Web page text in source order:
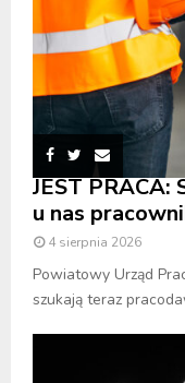
JEST PRACA:
u nas
4 sierpnia 2026
Powiatowy Urząd
szukają teraz